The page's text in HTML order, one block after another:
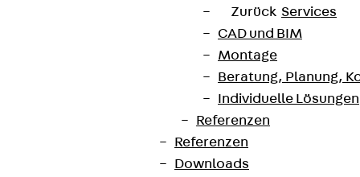
Zurück Services
CAD und BIM
Montage
Beratung, Planung,
Individuelle Lösungen
Referenzen
Referenzen
Downloads